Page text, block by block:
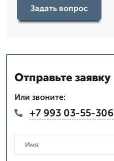
Задать вопрос
Отправьте заявку
Или звоните:
+7 993 03-55-306